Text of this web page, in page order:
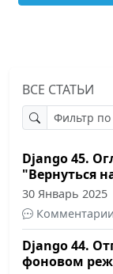
ВСЕ СТАТЬИ
Django 45.
"Вернуться
30 Январь 2025
Комментарии
Django 44.
фоновом